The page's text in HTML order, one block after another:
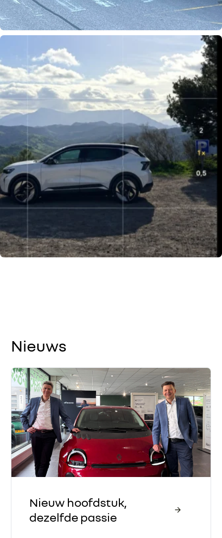
Nieuws
Nieuw hoofdstuk,
dezelfde passie